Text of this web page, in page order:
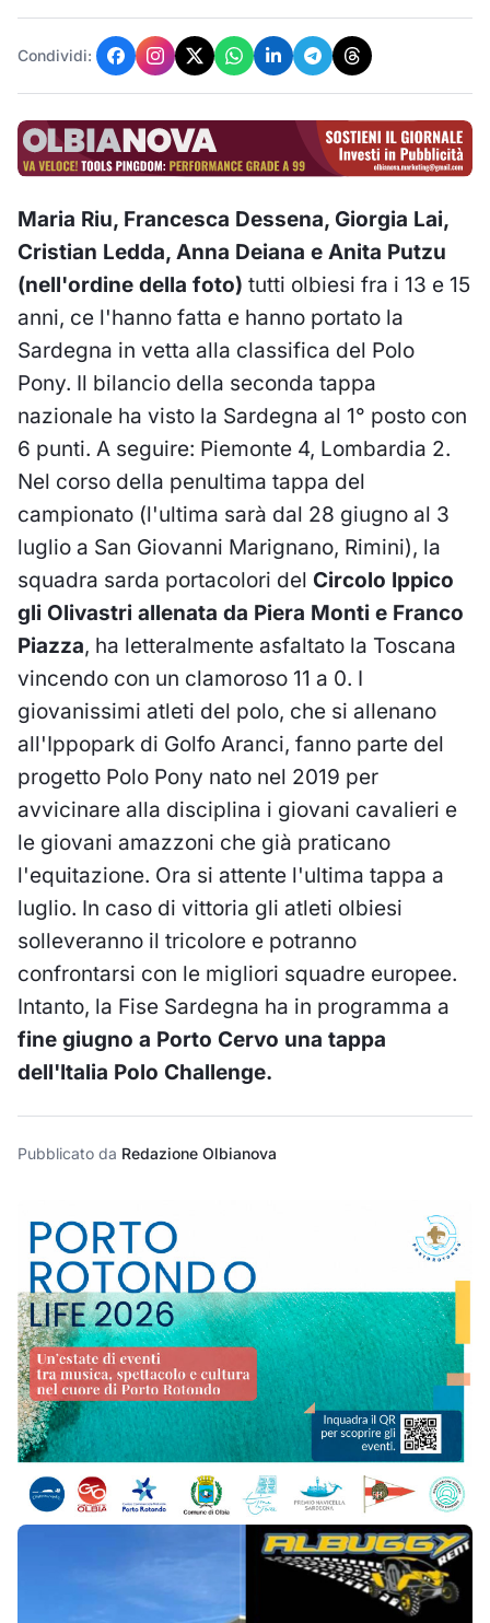
Condividi:
Maria Riu, Francesca Dessena, Giorgia Lai,
Cristian Ledda, Anna Deiana e Anita Putzu
(nell'ordine della foto) tutti olbiesi fra i 13 e 15
anni, ce l'hanno fatta e hanno portato la
Sardegna in vetta alla classifica del Polo
Pony. Il bilancio della seconda tappa
nazionale ha visto la Sardegna al 1° posto con
6 punti. A seguire: Piemonte 4, Lombardia 2.
Nel corso della penultima tappa del
campionato (l'ultima sarà dal 28 giugno al 3
luglio a San Giovanni Marignano, Rimini), la
squadra sarda portacolori del Circolo Ippico
gli Olivastri allenata da Piera Monti e Franco
Piazza, ha letteralmente asfaltato la Toscana
vincendo con un clamoroso 11 a 0. I
giovanissimi atleti del polo, che si allenano
all'Ippopark di Golfo Aranci, fanno parte del
progetto Polo Pony nato nel 2019 per
avvicinare alla disciplina i giovani cavalieri e
le giovani amazzoni che già praticano
l'equitazione. Ora si attente l'ultima tappa a
luglio. In caso di vittoria gli atleti olbiesi
solleveranno il tricolore e potranno
confrontarsi con le migliori squadre europee.
Intanto, la Fise Sardegna ha in programma a
fine giugno a Porto Cervo una tappa
dell'Italia Polo Challenge.
Pubblicato da Redazione Olbianova